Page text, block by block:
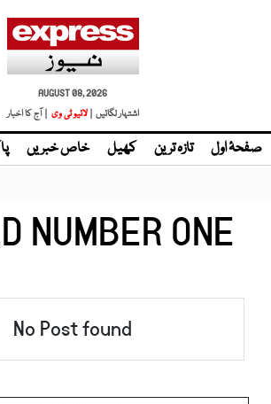
AUGUST 08, 2026
اشتہار لگائیں | لائیو ٹی وی | آج کا اخبار
صفحۂ اول تازہ ترین کھیل خاص خبریں
NUMBER ONE
No Post found